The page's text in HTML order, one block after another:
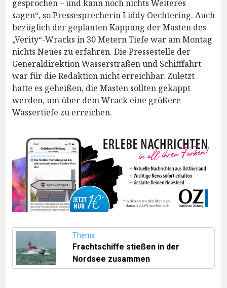
gesprochen – und kann noch nichts Weiteres
sagen“, so Pressesprecherin Liddy Oechtering. Auch
bezüglich der geplanten Kappung der Masten des
„Verity“-Wracks in 30 Metern Tiefe war am Montag
nichts Neues zu erfahren. Die Pressestelle der
Generaldirektion Wasserstraßen und Schifffahrt
war für die Redaktion nicht erreichbar. Zuletzt
hatte es geheißen, die Masten sollten gekappt
werden, um über dem Wrack eine größere
Wassertiefe zu erreichen.
Thema
Frachtschiffe stießen in der
Nordsee zusammen